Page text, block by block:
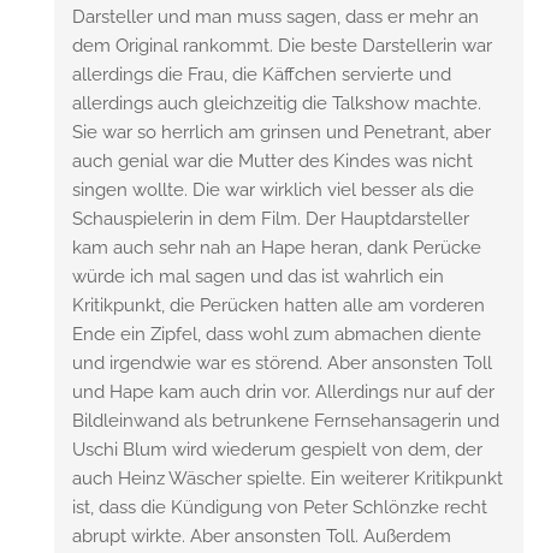
Darsteller und man muss sagen, dass er mehr an
dem Original rankommt. Die beste Darstellerin war
allerdings die Frau, die Käffchen servierte und
allerdings auch gleichzeitig die Talkshow machte.
Sie war so herrlich am grinsen und Penetrant, aber
auch genial war die Mutter des Kindes was nicht
singen wollte. Die war wirklich viel besser als die
Schauspielerin in dem Film. Der Hauptdarsteller
kam auch sehr nah an Hape heran, dank Perücke
würde ich mal sagen und das ist wahrlich ein
Kritikpunkt, die Perücken hatten alle am vorderen
Ende ein Zipfel, dass wohl zum abmachen diente
und irgendwie war es störend. Aber ansonsten Toll
und Hape kam auch drin vor. Allerdings nur auf der
Bildleinwand als betrunkene Fernsehansagerin und
Uschi Blum wird wiederum gespielt von dem, der
auch Heinz Wäscher spielte. Ein weiterer Kritikpunkt
ist, dass die Kündigung von Peter Schlönzke recht
abrupt wirkte. Aber ansonsten Toll. Außerdem